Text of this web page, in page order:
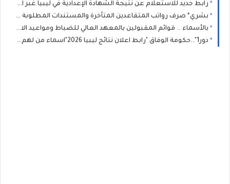
رابط جديد للاستعلام عن نتيجة الشهادة الإعدادية في ليبيا غبر الرقم الموحد( 11111): وزير التعليم يعتمد نتيجة الإعدادية 2026 بنسبة نجاح 75.46%
بشري* صرف رواتب المتقاعدين المتأخرة والمستندات المطلوبة لإنجاز معاملات المعاشات والمنافع الخاصة بالعسكريين
بالأسماء .. قوائم المقبولين بالمعهد العالي للضباط ومواعيد الاختبارات تعلنها الداخلية الليبية
دور1"..حكومة الوفاق "رابط اعلان نتائج ليبيا 2026"اسماء من لهم دور ثان" : نتيجة الشهادة الاعدادية الصف الثالث الاعدادى برقم الجلوس